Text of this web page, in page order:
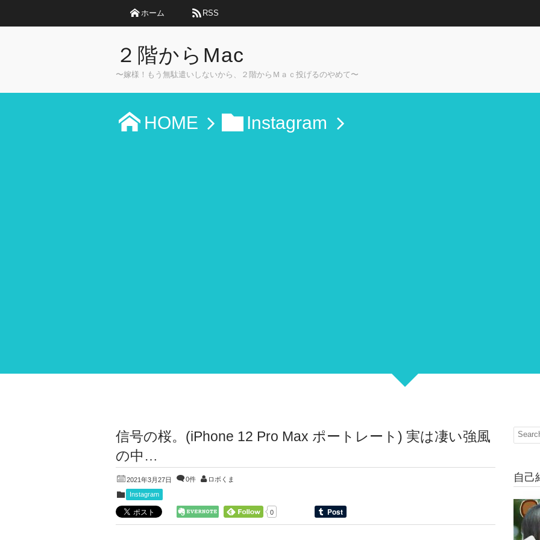
ホーム RSS
２階からMac
〜嫁様！もう無駄遣いしないから、２階からＭａｃ投げるのやめて〜
HOME Instagram
信号の桜。(iPhone 12 Pro Max ポートレート) 実は凄い強風
の中…
2021年3月27日 0件 ロボくま
Instagram
0
自己